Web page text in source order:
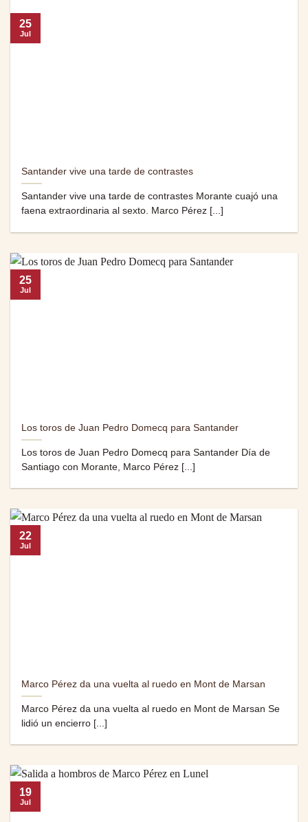
Santander vive una tarde de contrastes
Santander vive una tarde de contrastes Morante cuajó una
faena extraordinaria al sexto. Marco Pérez [...]
25
Jul
Los toros de Juan Pedro Domecq para Santander
Los toros de Juan Pedro Domecq para Santander Día de
Santiago con Morante, Marco Pérez [...]
25
Jul
Marco Pérez da una vuelta al ruedo en Mont de Marsan
Marco Pérez da una vuelta al ruedo en Mont de Marsan Se
lidió un encierro [...]
22
Jul
19
Jul